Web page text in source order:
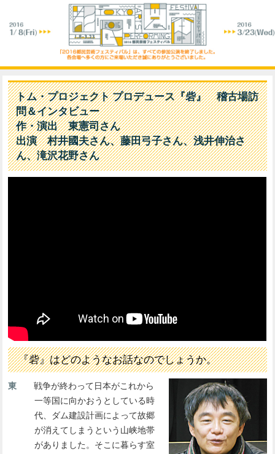
トム・プロジェクト プロデュース『砦』 稽古場訪
問＆インタビュー
作・演出 東憲司さん
出演 村井國夫さん、藤田弓子さん、浅井伸治さ
ん、滝沢花野さん
『砦』はどのようなお話なのでしょうか。
東 戦争が終わって日本がこれから
一等国に向かおうとしている時
代、ダム建設計画によって故郷
が消えてしまうという山峡地帯
がありました。そこに暮らす室